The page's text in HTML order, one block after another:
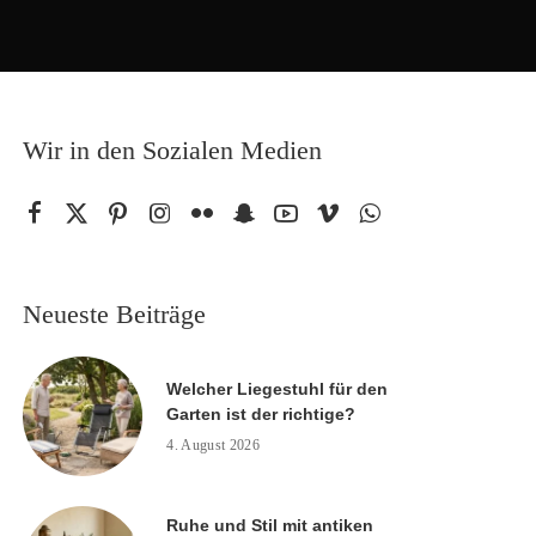
Wir in den Sozialen Medien
Neueste Beiträge
Welcher Liegestuhl für den
Garten ist der richtige?
4. August 2026
Ruhe und Stil mit antiken